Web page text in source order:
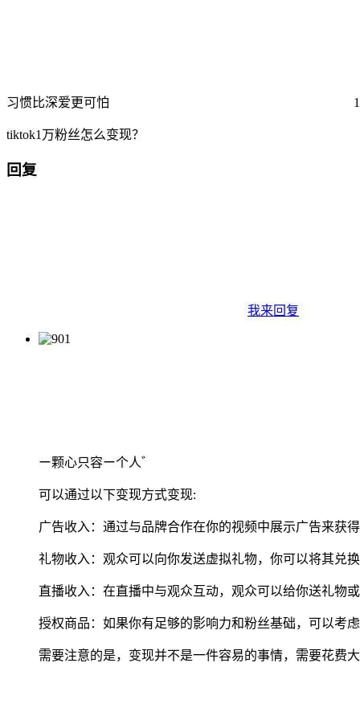
习惯比深爱更可怕
tiktok1万粉丝怎么变现？
回复
我来回复
ー颗心只容ー个人゛
可以通过以下变现方式变现:
广告收入：通过与品牌合作在你的视频中展示广告来获得
礼物收入：观众可以向你发送虚拟礼物，你可以将其兑换
直播收入：在直播中与观众互动，观众可以给你送礼物
授权商品：如果你有足够的影响力和粉丝基础，可以考
需要注意的是，变现并不是一件容易的事情，需要花费